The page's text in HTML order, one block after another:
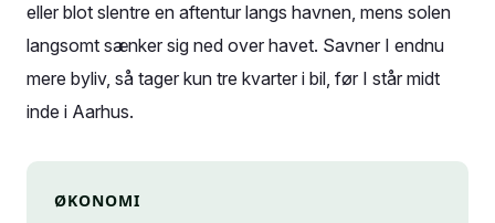
eller blot slentre en aftentur langs havnen, mens solen
langsomt sænker sig ned over havet. Savner I endnu
mere byliv, så tager kun tre kvarter i bil, før I står midt
inde i Aarhus.
ØKONOMI